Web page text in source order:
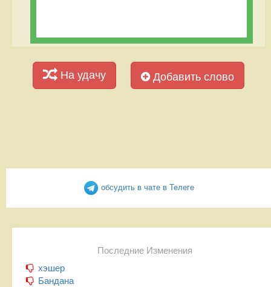
На удачу Добавить слово
обсудить в чате в Телеге
Последние Изменения
хэшер
Бандана